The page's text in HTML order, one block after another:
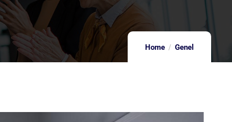
Home Genel